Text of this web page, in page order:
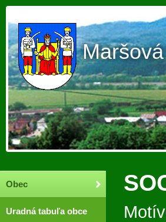
Obec
Uradná tabuľa obce